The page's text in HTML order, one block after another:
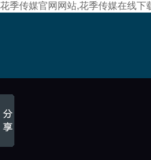
花季传媒官网网站,花季传媒在线